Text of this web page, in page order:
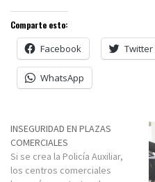
Comparte esto:
Facebook Twitter
WhatsApp
INSEGURIDAD EN PLAZAS
COMERCIALES
Si se crea la Policía Auxiliar,
los centros comerciales